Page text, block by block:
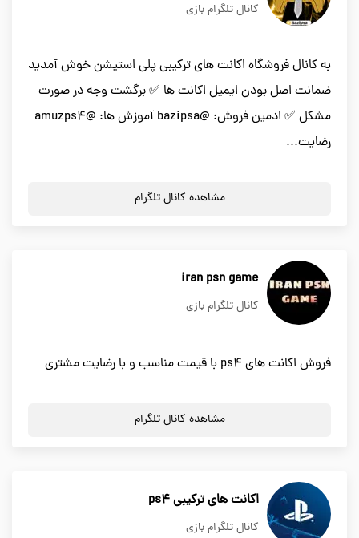
کانال تلگرام بازی
به کانال فروشگاه اکانت های ترکیبی پلی استیشن خوش آمدید
ضمانت اصل بودن ایمیل اکانت ها ✅ برگشت وجه در صورت
مشکل ✅ ادمین فروش: @bazipsa آموزش ها: @amuzps4
رضایت...
مشاهده کانال تلگرام
iran psn game
کانال تلگرام بازی
فروش اکانت های ps4 با قیمت مناسب و با رضایت مشتری
مشاهده کانال تلگرام
اکانت های ترکیبی ps4
کانال تلگرام بازی